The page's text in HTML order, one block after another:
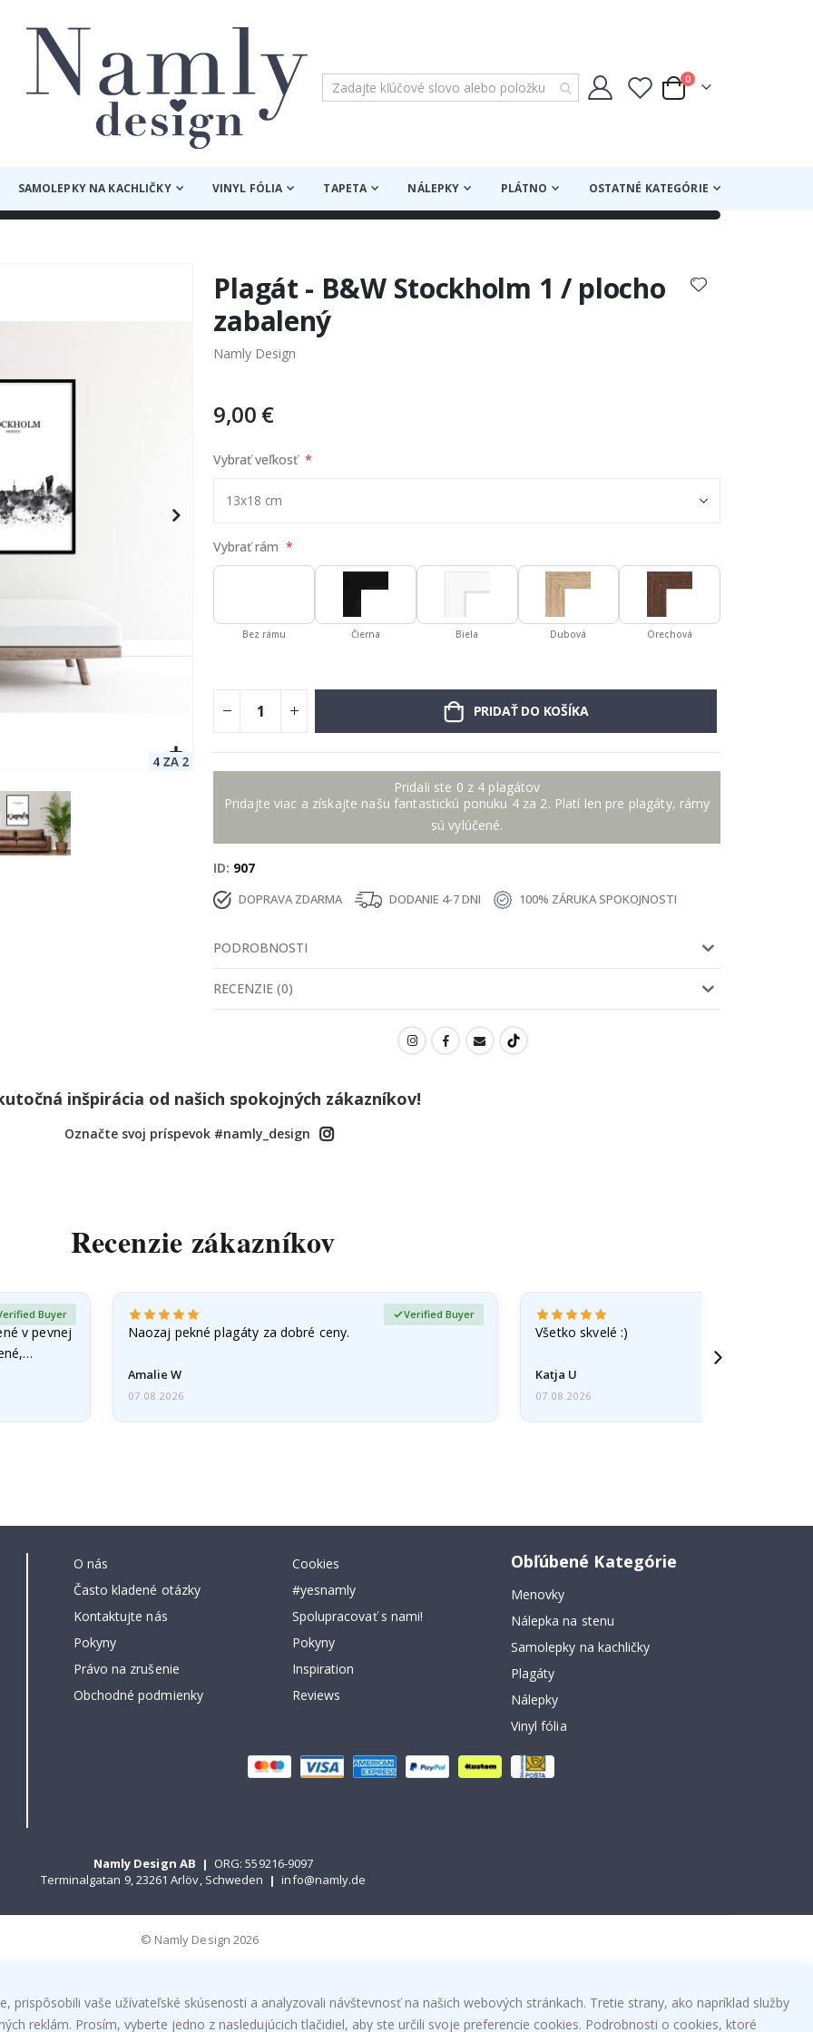
Cart
0položky
SAMOLEPKY NA KACHLIČKY VINYL FÓLIA TAPETA NÁLEPKY PLÁTNO OSTATNÉ KATEGÓRIE
Plagát - B&W Stockholm 1 / plocho
zabalený
Namly Design
9,00 €
Vybrať veľkosť
Vybrať rám
Bez rámu Čierna Biela Dubová Orechová
PRIDAŤ DO KOŠÍKA
Pridali ste 0 z 4 plagátov
Pridajte viac a získajte našu fantastickú ponuku 4 za 2. Platí len pre plagáty, rámy
sú vylúčené.
ID 907
DOPRAVA ZDARMA DODANIE 4-7 DNI 100% ZÁRUKA SPOKOJNOSTI
PODROBNOSTI
RECENZIE (0)
inšpirácia od našich spokojných zákazníkov!
Označte svoj príspevok #namly_design
Recenzie zákazníkov
v pevnej
Buyer
Naozaj pekné plagáty za dobré ceny.
Amalie W
Verified Buyer
07.08.2026
Všetko skvelé :)
Katja U
07.08.2026
O nás
Často kladené otázky
Kontaktujte nás
Pokyny
Právo na zrušenie
Obchodné podmienky
Cookies
#yesnamly
Spolupracovať s nami!
Pokyny
Inspiration
Reviews
Obľúbené Kategórie
Menovky
Nálepka na stenu
Samolepky na kachličky
Plagáty
Nálepky
Vinyl fólia
Namly Design AB | ORG: 559216-9097
Terminalgatan 9, 23261 Arlöv, Schweden | info@namly.de
© Namly Design 2026
prispôsobili vaše užívateľské skúsenosti a analyzovali návštevnosť na našich webových stránkach. Tretie strany, ako napríklad služby
reklám. Prosím, vyberte jedno z nasledujúcich tlačidiel, aby ste určili svoje preferencie cookies. Podrobnosti o cookies, ktoré